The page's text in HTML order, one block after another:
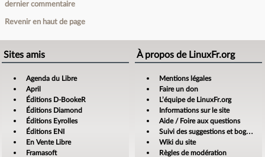
dernier commentaire
Revenir en haut de page
Sites amis
Agenda du Libre
April
Éditions D-BookeR
Éditions Diamond
Éditions Eyrolles
Éditions ENI
En Vente Libre
Framasoft
À propos de LinuxFr.org
Mentions légales
Faire un don
L’équipe de LinuxFr.org
Informations sur le site
Aide / Foire aux questions
Suivi des suggestions et bogues
Wiki du site
Règles de modération